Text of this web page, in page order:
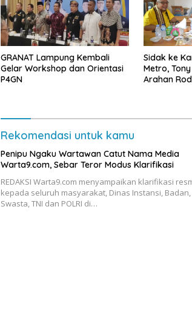
GRANAT Lampung Kembali
Gelar Workshop dan Orientasi
P4GN
‎Sidak ke
Metro,
Arahan
Rekomendasi untuk kamu
Penipu Ngaku Wartawan Catut Nama Media
Warta9.com, Sebar Teror Modus Klarifikasi
REDAKSI Warta9.com menyampaikan klarifikasi
kepada seluruh masyarakat, Dinas Instansi, Badan,
Swasta, TNI dan POLRI di…